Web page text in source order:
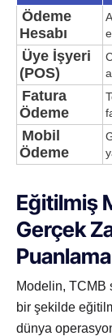
Ödeme
Hesabı
Üye İşyeri
(POS)
Fatura
Ödeme
Mobil
Ödeme
Eğitilmiş
Gerçek
Puanlama
Modelin, TCMB
bir şekilde
dünya